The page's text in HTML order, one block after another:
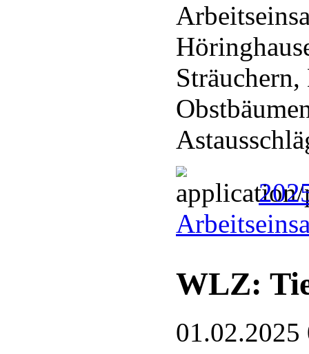
WLZ:
01.02.2025